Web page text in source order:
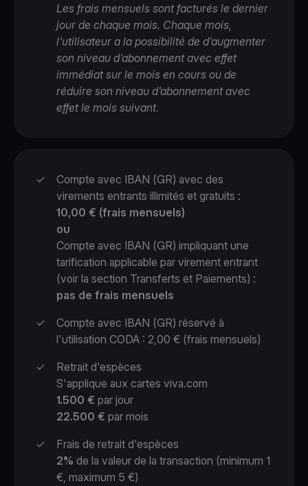
Les frais mensuels sont facturés le dernier
jour de chaque mois. Chaque mois,
l'utilisateur a la possibilité de d'augmenter
son niveau d'abonnement avec effet
immédiat sur le mois en cours ou de
réduire son niveau d'abonnement avec
effet le mois suivant.
✓
Compte avec IBAN (GR) avec des
virements entrants illimités et gratuits :
10,00 € (frais mensuels)
ou
Compte avec IBAN (GR) impliquant une
tarification applicable par virement entrant
(voir la section Transferts et Paiements) :
pas de frais mensuels
✓
Compte avec IBAN (GR) réservé à
l'utilisation CODA : 2,00 € (frais mensuels)
✓
Retrait d'espèces
S'applique aux cartes viva.com
1.500 € par jour
22.500 € par mois
✓
Frais de retrait d'espèces
2% de la valeur de la transaction (minimum 1
€, maximum 5 €)